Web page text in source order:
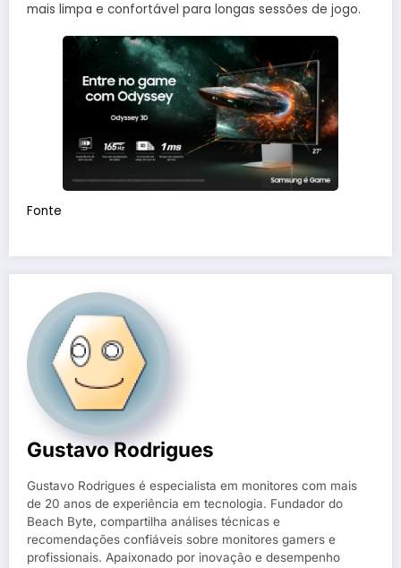
mais limpa e confortável para longas sessões de jogo.
Fonte
Gustavo Rodrigues
Gustavo Rodrigues é especialista em monitores com mais
de 20 anos de experiência em tecnologia. Fundador do
Beach Byte, compartilha análises técnicas e
recomendações confiáveis sobre monitores gamers e
profissionais. Apaixonado por inovação e desempenho